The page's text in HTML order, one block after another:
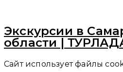
Экскурсии в
области |
Сайт использует файлы